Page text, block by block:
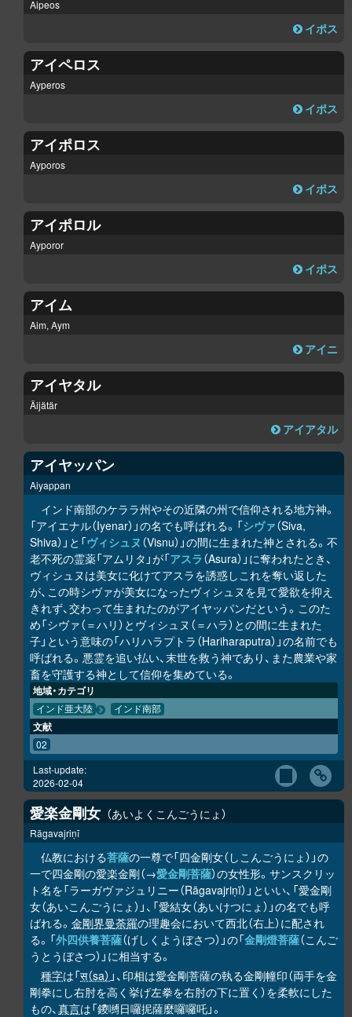
Aipeos
イポス
アイペロス
Ayperos
イポス
アイポロス
Ayporos
イポス
アイポロル
Ayporor
イポス
アイム
Aim, Aym
アイニ
アイヤタル
Äijätär
アイアタル
アイヤッパン
Aiyappan
インド南部のケララ州やその近隣の州で信仰される地方神。
「アイエナル（Iyenar）」の名でも呼ばれる。「シヴァ（Siva,
Shiva）」と「ヴィシュヌ （Visnu）」の間に生まれた神とされる。不
老不死の霊薬「アムリタ」が「アスラ （Asura）」に奪われたとき、
ヴィシュヌは美女に化けてアスラを誘惑しこれを奪い返した
が、この時シヴァが美女になったヴィシュヌを見て愛欲を抑え
きれず、交わって生まれたのがアイヤッパンだという。このた
め「シヴァ（＝ハリ）とヴィシュヌ（＝ハラ）との間に生まれた
子」という意味の「ハリハラプトラ（Hariharaputra）」の名前でも
呼ばれる。悪霊を追い払い、末世を救う神であり、また農業や家
畜を守護する神として信仰を集めている。
地域・カテゴリ
インド亜大陸 インド南部
文献
02
Last-update:
2026-02-04
愛楽金剛女 あいよくこんごうにょ
Rāgavajriṇī
仏教における菩薩の一尊で「四金剛女（しこんごうにょ）」の
一で四金剛の愛楽金剛（→愛金剛菩薩）の女性形。サンスクリッ
ト名を「ラーガヴァジュリニー（Rāgavajriṇī）」といい、「愛金剛
女（あいこんごうにょ）」、「愛結女（あいけつにょ）」の名でも呼
ばれる。 金剛界曼荼羅の理趣会において西北（右上）に配され
る。「外四供養菩薩（げしくようぼさつ）」の「金剛燈菩薩（こんご
うとうぼさつ）」に相当する。
種字は「स（sa） 」、印相は愛金剛菩薩の執る金剛幢印（両手を金
剛拳にし右肘を高く挙げ左拳を右肘の下に置く）を柔軟にした
もの、真言は「鑁嚩日囉抳薩麼囉囉吒」。